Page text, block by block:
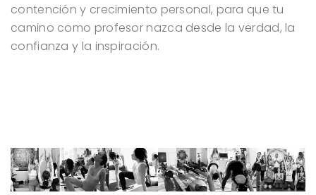
contención y crecimiento personal, para que tu
camino como profesor nazca desde la verdad, la
confianza y la inspiración.